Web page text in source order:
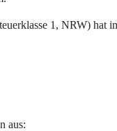
1, NRW) hat
aus: